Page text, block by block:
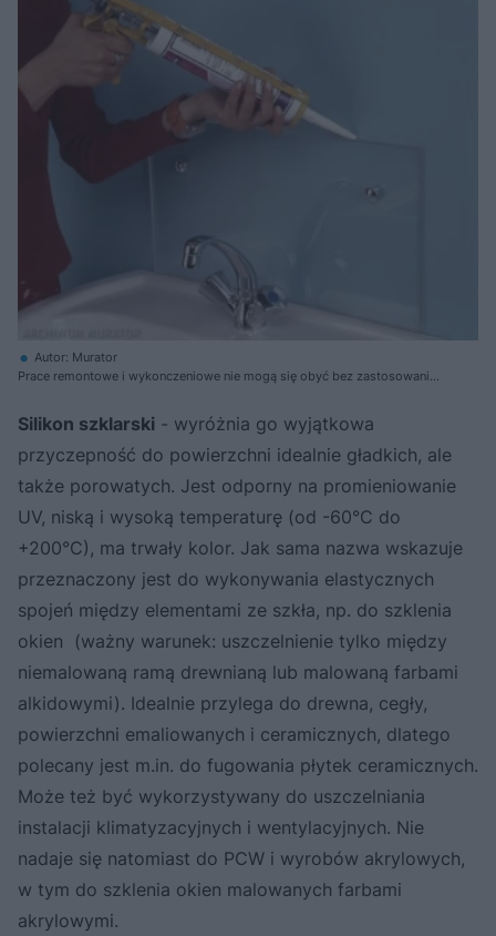
Autor: Murator
Prace remontowe i wykonczeniowe nie mogą się obyć bez zastosowania
Silikon szklarski - wyróżnia go wyjątkowa
przyczepność do powierzchni idealnie gładkich, ale
także porowatych. Jest odporny na promieniowanie
UV, niską i wysoką temperaturę (od -60°C do
+200°C), ma trwały kolor. Jak sama nazwa wskazuje
przeznaczony jest do wykonywania elastycznych
spojeń między elementami ze szkła, np. do szklenia
okien (ważny warunek: uszczelnienie tylko między
niemalowaną ramą drewnianą lub malowaną farbami
alkidowymi). Idealnie przylega do drewna, cegły,
powierzchni emaliowanych i ceramicznych, dlatego
polecany jest m.in. do fugowania płytek ceramicznych.
Może też być wykorzystywany do uszczelniania
instalacji klimatyzacyjnych i wentylacyjnych. Nie
nadaje się natomiast do PCW i wyrobów akrylowych,
w tym do szklenia okien malowanych farbami
akrylowymi.